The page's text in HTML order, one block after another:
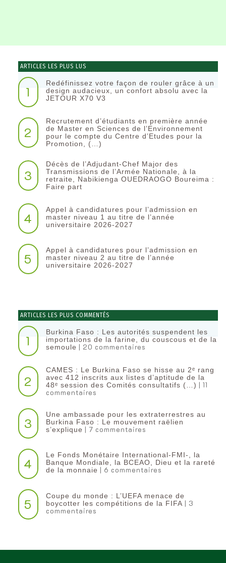
ARTICLES LES PLUS LUS
1
Redéfinissez votre façon de rouler grâce à un
design audacieux, un confort absolu avec la
JETOUR X70 V3
2
Recrutement d’étudiants en première année
de Master en Sciences de l’Environnement
pour le compte du Centre d’Etudes pour la
Promotion, (…)
3
Décès de l’Adjudant-Chef Major des
Transmissions de l’Armée Nationale, à la
retraite, Nabikienga OUEDRAOGO Boureima :
Faire part
4
Appel à candidatures pour l’admission en
master niveau 1 au titre de l’année
universitaire 2026-2027
5
Appel à candidatures pour l’admission en
master niveau 2 au titre de l’année
universitaire 2026-2027
ARTICLES LES PLUS COMMENTÉS
1
Burkina Faso : Les autorités suspendent les
importations de la farine, du couscous et de la
semoule | 20 commentaires
2
CAMES : Le Burkina Faso se hisse au 2ᵉ rang
avec 412 inscrits aux listes d’aptitude de la
48ᵉ session des Comités consultatifs (…) | 11
commentaires
3
Une ambassade pour les extraterrestres au
Burkina Faso : Le mouvement raëlien
s’explique | 7 commentaires
4
Le Fonds Monétaire International-FMI-, la
Banque Mondiale, la BCEAO, Dieu et la rareté
de la monnaie | 6 commentaires
5
Coupe du monde : L’UEFA menace de
boycotter les compétitions de la FIFA | 3
commentaires